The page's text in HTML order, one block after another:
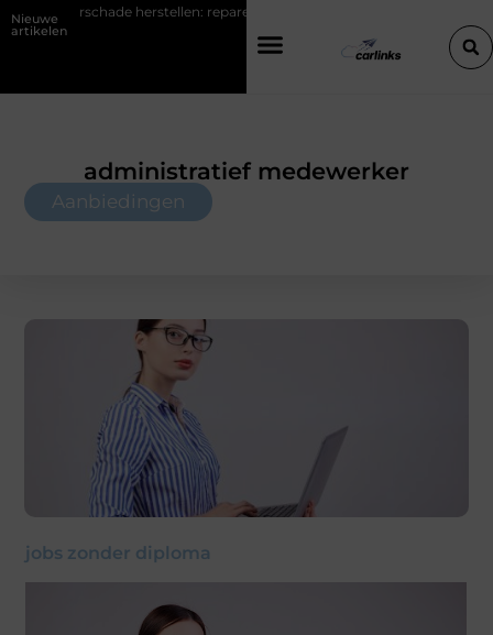
Nieuwe
artikelen
repareren of de bumper vervangen?
administratief medewerker
Aanbiedingen
jobs zonder diploma